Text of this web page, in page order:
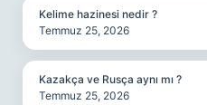
Kelime hazinesi nedir ?
Temmuz 25, 2026
Kazakça ve Rusça aynı mı ?
Temmuz 25, 2026